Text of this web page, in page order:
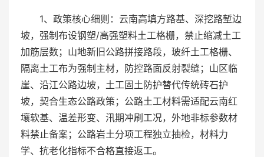
1、政策核心细则：云南高填方路基、深挖路堑边
坡，强制布设钢塑/高强塑料土工格栅，禁止缩减土工
加筋层数；山地新旧公路拼接路段，玻纤土工格栅、
隔离土工布为强制主材，防控路面反射裂缝；山区临
崖、沿江公路边坡，土工固土防护替代传统砖石护
坡，契合生态公路政策；公路土工材料需适配云南红
壤软基、温差形变、汛期冲刷工况，外地非标参数材
料禁止备案；公路岩土分项工程独立抽检，材料力
学、抗老化指标不合格直接返工。